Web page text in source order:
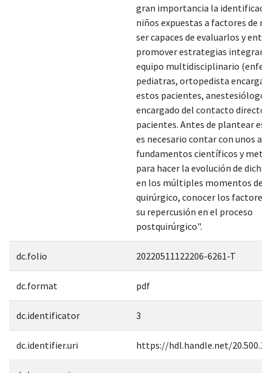
gran importancia la
niños expuestas a factores de
ser capaces de evaluarlos y
promover estrategias
equipo multidisciplinario
pediatras, ortopedista
estos pacientes,
encargado del contacto directo
pacientes. Antes de plantear
es necesario contar con unos
fundamentos científicos y
para hacer la evolución de dicha
en los múltiples momentos del
quirúrgico, conocer los factores
su repercusión en el proceso
postquirúrgico".
dc.folio 20220511122206-6261-T
dc.format pdf
dc.identificator 3
dc.identifier.uri https://hdl.handle.net/